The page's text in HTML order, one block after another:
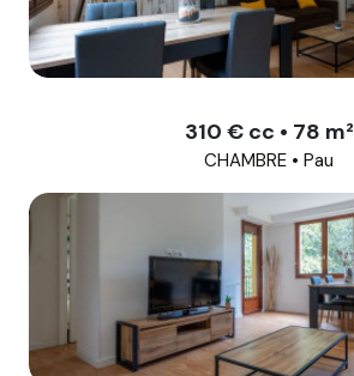
310 € cc • 78 m²
CHAMBRE • Pau